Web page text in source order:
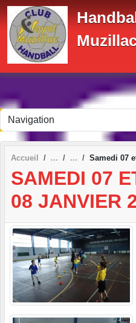
Accueil Samedi 07
SAMEDI 07
08 JANVIER
Panneau de gestion des cookies